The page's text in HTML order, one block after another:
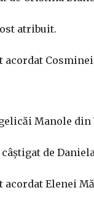
atribuit.
acordat
Manole din
de
acordat Elenei